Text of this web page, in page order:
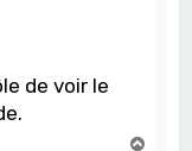
de voir le